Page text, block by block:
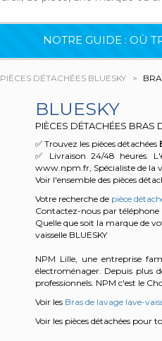
NOTRE GUIDE : OÙ
PIÈCES DÉTACHÉES BLUESKY
BLUESKY
PIÈCES DÉTACHÉES BRAS
✅ Trouvez les pièces détachées
✅ Livraison 24/48 heures.
www.npm.fr, Spécialiste de la
Voir l'ensemble des pièces
Votre recherche de pièce
Contactez-nous par téléphone
Quelle que soit la marque de
vaisselle BLUESKY
NPM Lille, une entreprise
électroménager. Depuis plus
professionnels. NPM c'est le
Voir les Bras de lavage lave-
Voir les pièces détachées pour